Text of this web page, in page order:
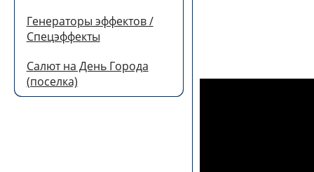
Генераторы эффектов /
Спецэффекты
Салют на День Города
(поселка)